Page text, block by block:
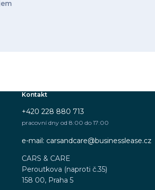
Kontakt
+420 228 880 713
pracovní dny od 8:00 do 17:00
e-mail: carsandcare@businesslease.cz
CARS & CARE
Peroutkova (naproti č.35)
158 00, Praha 5